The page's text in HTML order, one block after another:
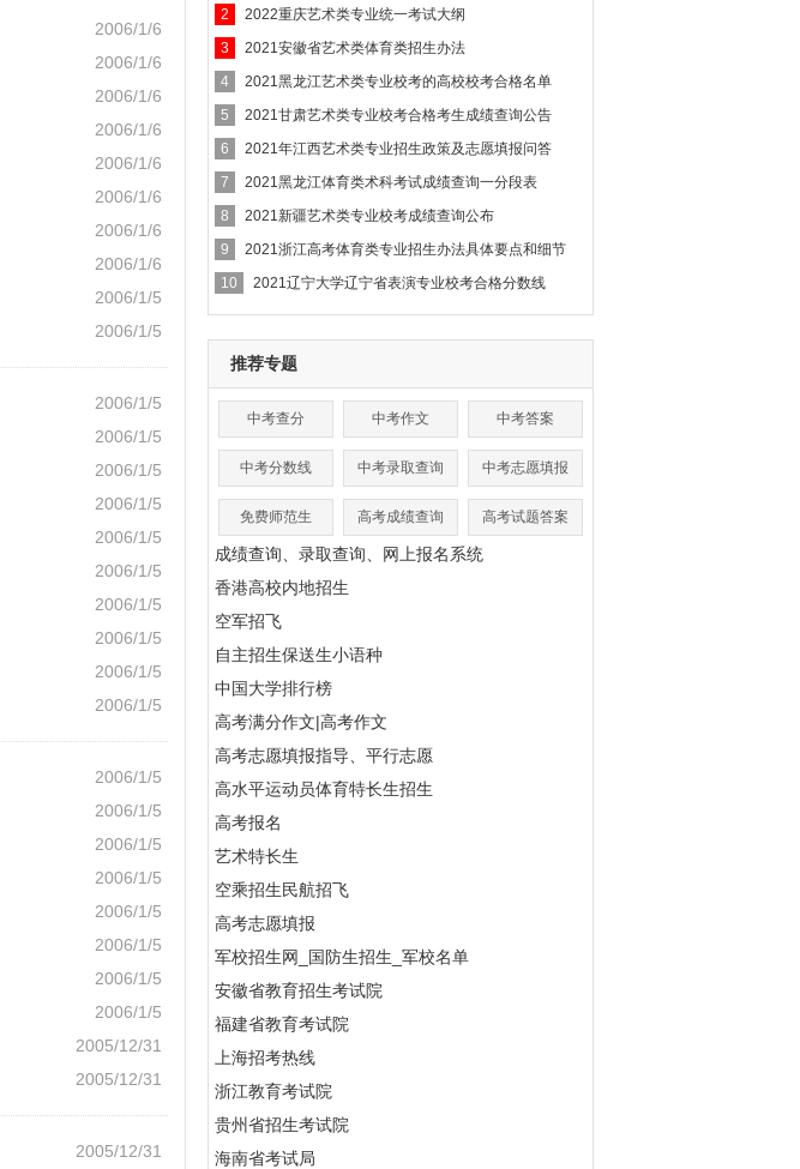
2006/1/6
2006/1/6
2006/1/6
2006/1/6
2006/1/6
2006/1/6
2006/1/6
2006/1/6
2006/1/5
2006/1/5
2006/1/5
2006/1/5
2006/1/5
2006/1/5
2006/1/5
2006/1/5
2006/1/5
2006/1/5
2006/1/5
2006/1/5
2006/1/5
2006/1/5
2006/1/5
2006/1/5
2006/1/5
2006/1/5
2006/1/5
2006/1/5
2005/12/31
2005/12/31
2005/12/31
专业
2
2022重庆艺术类专业统一考试大纲
3
2021安徽省艺术类体育类招生办法
4
2021黑龙江艺术类专业校考的高校校考合格名单
5
2021甘肃艺术类专业校考合格考生成绩查询公告
6
2021年江西艺术类专业招生政策及志愿填报问答
7
2021黑龙江体育类术科考试成绩查询一分段表
8
2021新疆艺术类专业校考成绩查询公布
9
2021浙江高考体育类专业招生办法具体要点和细节
10
2021辽宁大学辽宁省表演专业校考合格分数线
推荐专题
中考查分 中考作文 中考答案
中考分数线 中考录取查询 中考志愿填报
免费师范生 高考成绩查询 高考试题答案
成绩查询、录取查询、网上报名系统
香港高校内地招生
空军招飞
自主招生保送生小语种
中国大学排行榜
高考满分作文|高考作文
高考志愿填报指导、平行志愿
高水平运动员体育特长生招生
高考报名
艺术特长生
空乘招生民航招飞
高考志愿填报
军校招生网_国防生招生_军校名单
安徽省教育招生考试院
福建省教育考试院
上海招考热线
浙江教育考试院
贵州省招生考试院
海南省考试局